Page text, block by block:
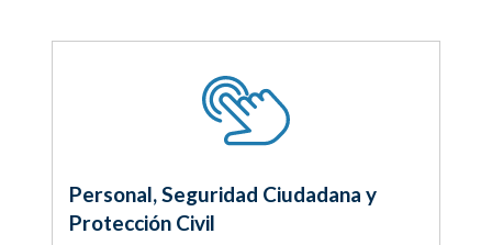
Personal, Seguridad Ciudadana y
Protección Civil